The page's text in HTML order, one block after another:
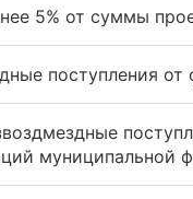
5% от суммы
поступления
муниципальной